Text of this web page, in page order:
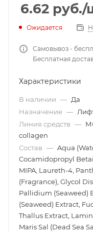
6.62 руб./
Ожидается
Самовывоз -
Бесплатная
Характеристики
В наличии — Да
Назначение —
Линия средств —
collagen
Состав — Aqua
Cocamidopropyl
MIPA, Laureth-4,
(Fragrance), Glycol
Pallidium (Seaweed)
(Seaweed) Extract,
Thallus Extract,
Maris Sal (Dead Sea